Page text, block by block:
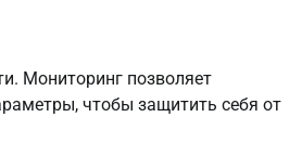
Мониторинг позволяет
чтобы защитить себя от